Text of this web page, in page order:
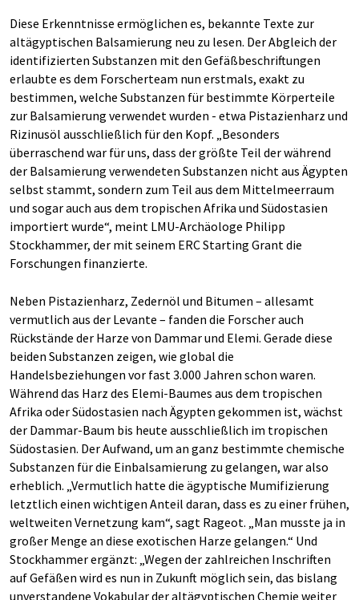
Diese Erkenntnisse ermöglichen es, bekannte Texte zur
altägyptischen Balsamierung neu zu lesen. Der Abgleich der
identifizierten Substanzen mit den Gefäßbeschriftungen
erlaubte es dem Forscherteam nun erstmals, exakt zu
bestimmen, welche Substanzen für bestimmte Körperteile
zur Balsamierung verwendet wurden - etwa Pistazienharz und
Rizinusöl ausschließlich für den Kopf. „Besonders
überraschend war für uns, dass der größte Teil der während
der Balsamierung verwendeten Substanzen nicht aus Ägypten
selbst stammt, sondern zum Teil aus dem Mittelmeerraum
und sogar auch aus dem tropischen Afrika und Südostasien
importiert wurde“, meint LMU-Archäologe Philipp
Stockhammer, der mit seinem ERC Starting Grant die
Forschungen finanzierte.
Neben Pistazienharz, Zedernöl und Bitumen – allesamt
vermutlich aus der Levante – fanden die Forscher auch
Rückstände der Harze von Dammar und Elemi. Gerade diese
beiden Substanzen zeigen, wie global die
Handelsbeziehungen vor fast 3.000 Jahren schon waren.
Während das Harz des Elemi-Baumes aus dem tropischen
Afrika oder Südostasien nach Ägypten gekommen ist, wächst
der Dammar-Baum bis heute ausschließlich im tropischen
Südostasien. Der Aufwand, um an ganz bestimmte chemische
Substanzen für die Einbalsamierung zu gelangen, war also
erheblich. „Vermutlich hatte die ägyptische Mumifizierung
letztlich einen wichtigen Anteil daran, dass es zu einer frühen,
weltweiten Vernetzung kam“, sagt Rageot. „Man musste ja in
großer Menge an diese exotischen Harze gelangen.“ Und
Stockhammer ergänzt: „Wegen der zahlreichen Inschriften
auf Gefäßen wird es nun in Zukunft möglich sein, das bislang
unverstandene Vokabular der altägyptischen Chemie weiter